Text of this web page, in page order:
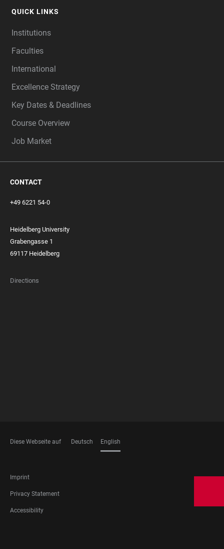
QUICK LINKS
Institutions
Faculties
International
Excellence Strategy
Key Dates & Deadlines
Course Overview
Job Market
CONTACT
+49 6221 54-0
Heidelberg University
Grabengasse 1
69117 Heidelberg
Directions
Diese Webseite auf Deutsch English
FOOTER
LEGAL
Imprint
Privacy Statement
Accessibility